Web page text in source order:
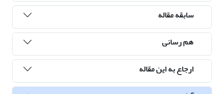
سابقه مقاله
هم رسانی
ارجاع به این مقاله